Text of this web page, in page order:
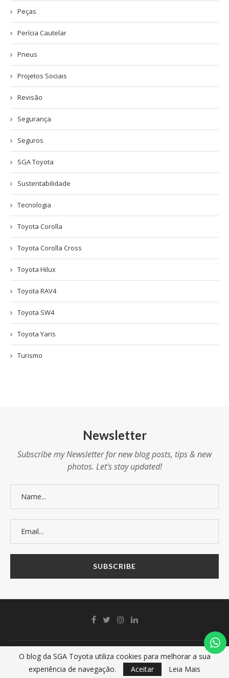
Peças
Perícia Cautelar
Pneus
Projetos Sociais
Revisão
Segurança
Seguros
SGA Toyota
Sustentabilidade
Tecnologia
Toyota Corolla
Toyota Corolla Cross
Toyota Hilux
Toyota RAV4
Toyota SW4
Toyota Yaris
Turismo
Newsletter
Subscribe my Newsletter for new blog posts, tips & new
photos. Let's stay updated!
Copyright @2024 - SGA Toyota
O blog da SGA Toyota utiliza cookies para melhorar a sua
experiência de navegação.
Aceitar Leia Mais